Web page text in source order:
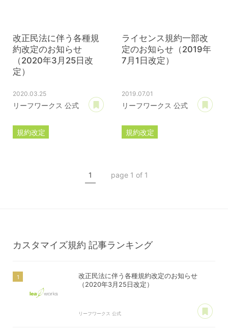
改正民法に伴う各種規
約改定のお知らせ
（2020年3月25日改
定）
2020.03.25
リーフワークス 公式
あとで読む
規約改定
ライセンス規約一部改
定のお知らせ（2019年
7月1日改定）
2019.07.01
リーフワークス 公式
規約改定
1
page 1 of 1
カスタマイズ規約 記事ランキング
改正民法に伴う各種規約改定のお知らせ
（2020年3月25日改定）
リーフワークス 公式